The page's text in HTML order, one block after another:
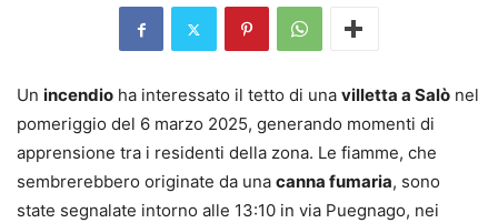
Un incendio ha interessato il tetto di una villetta a Salò nel
pomeriggio del 6 marzo 2025, generando momenti di
apprensione tra i residenti della zona. Le fiamme, che
sembrerebbero originate da una canna fumaria, sono
state segnalate intorno alle 13:10 in via Puegnago, nei